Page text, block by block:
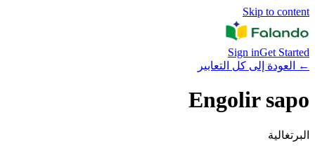
Skip to content
Sign inGet Started
←
العودة إلى كل التعابير
Engolir sapo
البرتغالية